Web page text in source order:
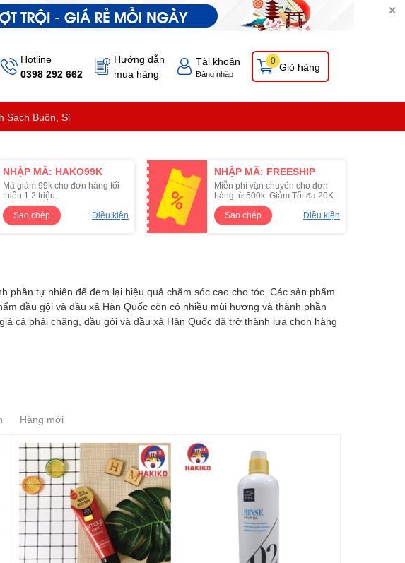
✕
Hotline
0398 292 662
Hướng dẫn
mua hàng
Tài khoản
Đăng nhập
Giỏ hàng
0
Sách Buôn, Sỉ
NHẬP MÃ: HAKO99K
Mã giảm 99k cho đơn hàng tối
thiểu 1.2 triệu.
Sao chép
Điều kiện
NHẬP MÃ: FREESHIP
Miễn phí vận chuyển cho đơn
hàng từ 500k. Giảm Tối đa 20K
Sao chép
Điều kiện
phần tự nhiên để đem lại hiệu quả chăm sóc cao cho tóc. Các sản phẩm
dầu gội và dầu xả Hàn Quốc còn có nhiều mùi hương và thành phần
cả phải chăng, dầu gội và dầu xả Hàn Quốc đã trở thành lựa chọn hàng
Hàng mới